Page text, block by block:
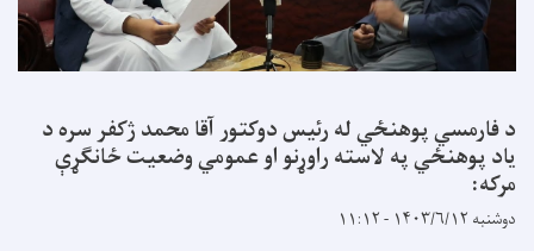
د فارمسي پوهنځي له رئیس دوکتور آقا محمد ژکفر سره د
یاد پوهنځي په لاسته راوړنو او عمومي وضعیت ځانګړې
مرکه:
دوشنبه ۱۴۰۳/۶/۱۲ - ۱۱:۱۲